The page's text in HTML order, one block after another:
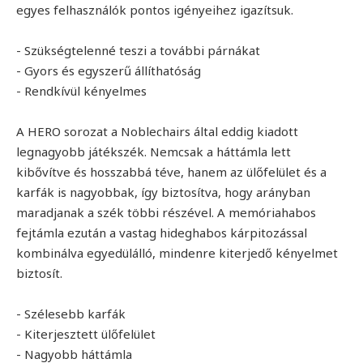
egyes felhasználók pontos igényeihez igazítsuk.
- Szükségtelenné teszi a további párnákat
- Gyors és egyszerű állíthatóság
- Rendkívül kényelmes
A HERO sorozat a Noblechairs által eddig kiadott
legnagyobb játékszék. Nemcsak a háttámla lett
kibővítve és hosszabbá téve, hanem az ülőfelület és a
karfák is nagyobbak, így biztosítva, hogy arányban
maradjanak a szék többi részével. A memóriahabos
fejtámla ezután a vastag hideghabos kárpitozással
kombinálva egyedülálló, mindenre kiterjedő kényelmet
biztosít.
- Szélesebb karfák
- Kiterjesztett ülőfelület
- Nagyobb háttámla